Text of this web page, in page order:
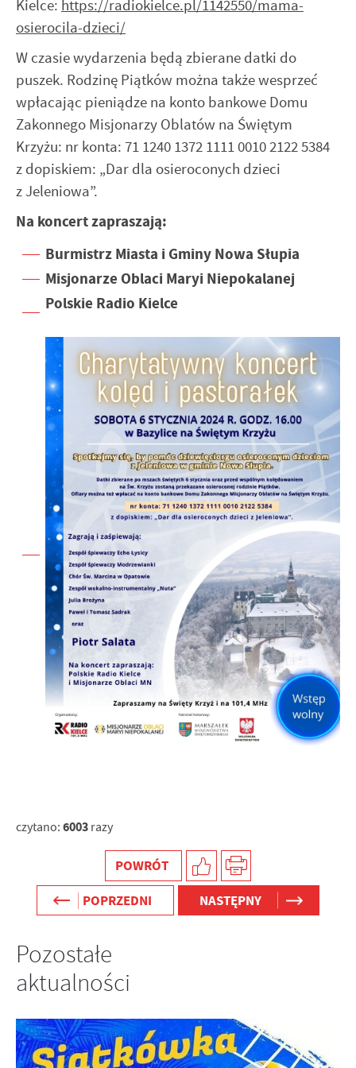
Kielce: https://radiokielce.pl/1142550/mama-
osierocila-dzieci/
W czasie wydarzenia będą zbierane datki do
puszek. Rodzinę Piątków można także wesprzeć
wpłacając pieniądze na konto bankowe Domu
Zakonnego Misjonarzy Oblatów na Świętym
Krzyżu: nr konta: 71 1240 1372 1111 0010 2122 5384
z dopiskiem: „Dar dla osieroconych dzieci
z Jeleniowa”.
Na koncert zapraszają:
Burmistrz Miasta i Gminy Nowa Słupia
Misjonarze Oblaci Maryi Niepokalanej
Polskie Radio Kielce
czytano: 6003 razy
POWRÓT
POPRZEDNI
NASTĘPNY
Pozostałe
aktualności
internetowej. Treści promocyjne mogą pojawić się na
stronach podmiotów trzecich lub firm będących naszymi
partnerami oraz innych dostawców usług. Firmy te działają
w charakterze pośredników prezentujących nasze treści w
postaci wiadomości, ofert, komunikatów mediów
społecznościowych.